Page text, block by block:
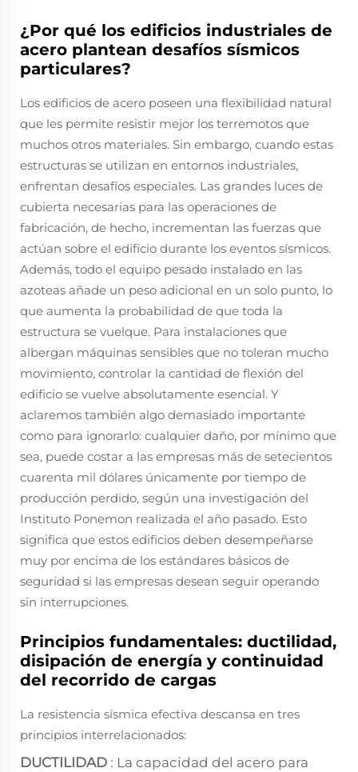
¿Por qué los edificios industriales de
acero plantean desafíos sísmicos
particulares?
Los edificios de acero poseen una flexibilidad natural
que les permite resistir mejor los terremotos que
muchos otros materiales. Sin embargo, cuando estas
estructuras se utilizan en entornos industriales,
enfrentan desafíos especiales. Las grandes luces de
cubierta necesarias para las operaciones de
fabricación, de hecho, incrementan las fuerzas que
actúan sobre el edificio durante los eventos sísmicos.
Además, todo el equipo pesado instalado en las
azoteas añade un peso adicional en un solo punto, lo
que aumenta la probabilidad de que toda la
estructura se vuelque. Para instalaciones que
albergan máquinas sensibles que no toleran mucho
movimiento, controlar la cantidad de flexión del
edificio se vuelve absolutamente esencial. Y
aclaremos también algo demasiado importante
como para ignorarlo: cualquier daño, por mínimo que
sea, puede costar a las empresas más de setecientos
cuarenta mil dólares únicamente por tiempo de
producción perdido, según una investigación del
Instituto Ponemon realizada el año pasado. Esto
significa que estos edificios deben desempeñarse
muy por encima de los estándares básicos de
seguridad si las empresas desean seguir operando
sin interrupciones.
Principios fundamentales: ductilidad,
disipación de energía y continuidad
del recorrido de cargas
La resistencia sísmica efectiva descansa en tres
principios interrelacionados:
DUCTILIDAD : La capacidad del acero para